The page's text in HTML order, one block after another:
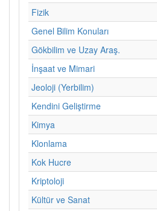
Fizik
Genel Bilim Konuları
Gökbilim ve Uzay Araş.
İnşaat ve Mimari
Jeoloji (Yerbilim)
Kendini Geliştirme
Kimya
Klonlama
Kok Hucre
Kriptoloji
Kültür ve Sanat